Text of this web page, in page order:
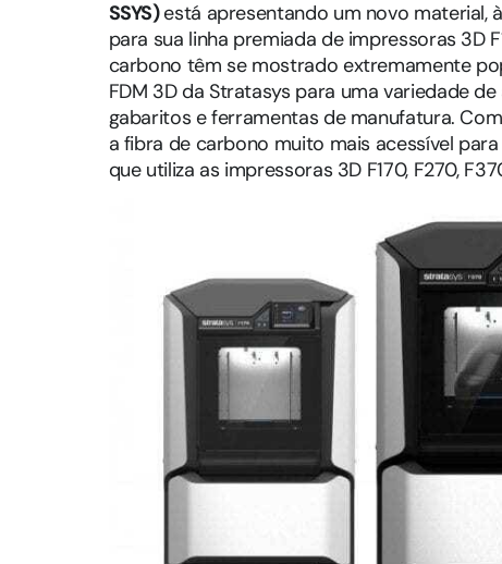
SSYS)está apresentando um novo material,
para sua linha premiada de impressoras 3D
carbono têm se mostrado extremamente
FDM 3D da Stratasys para uma variedade
gabaritos e ferramentas de manufatura.
a fibra de carbono muito mais acessível
que utiliza as impressoras 3D F170, F270,